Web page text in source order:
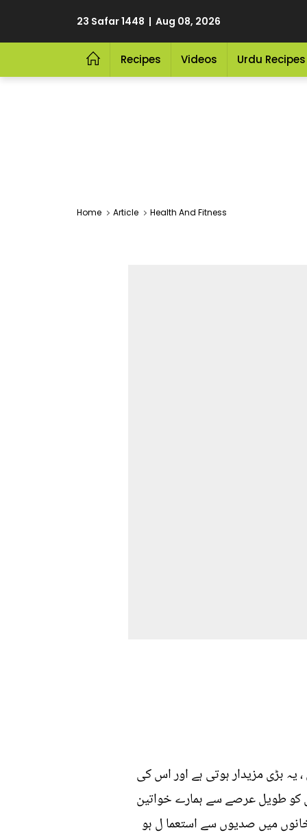
23 Safar 1448 | Aug 08, 2026
Recipes Videos Urdu Recipes
Home Article Health And Fitness
یہ بڑی مزیدار ہوتی ہے اور اس کی
کو طویل عرصے سے ہمارے خواتین
میں صدیوں سے استعما ل ہو